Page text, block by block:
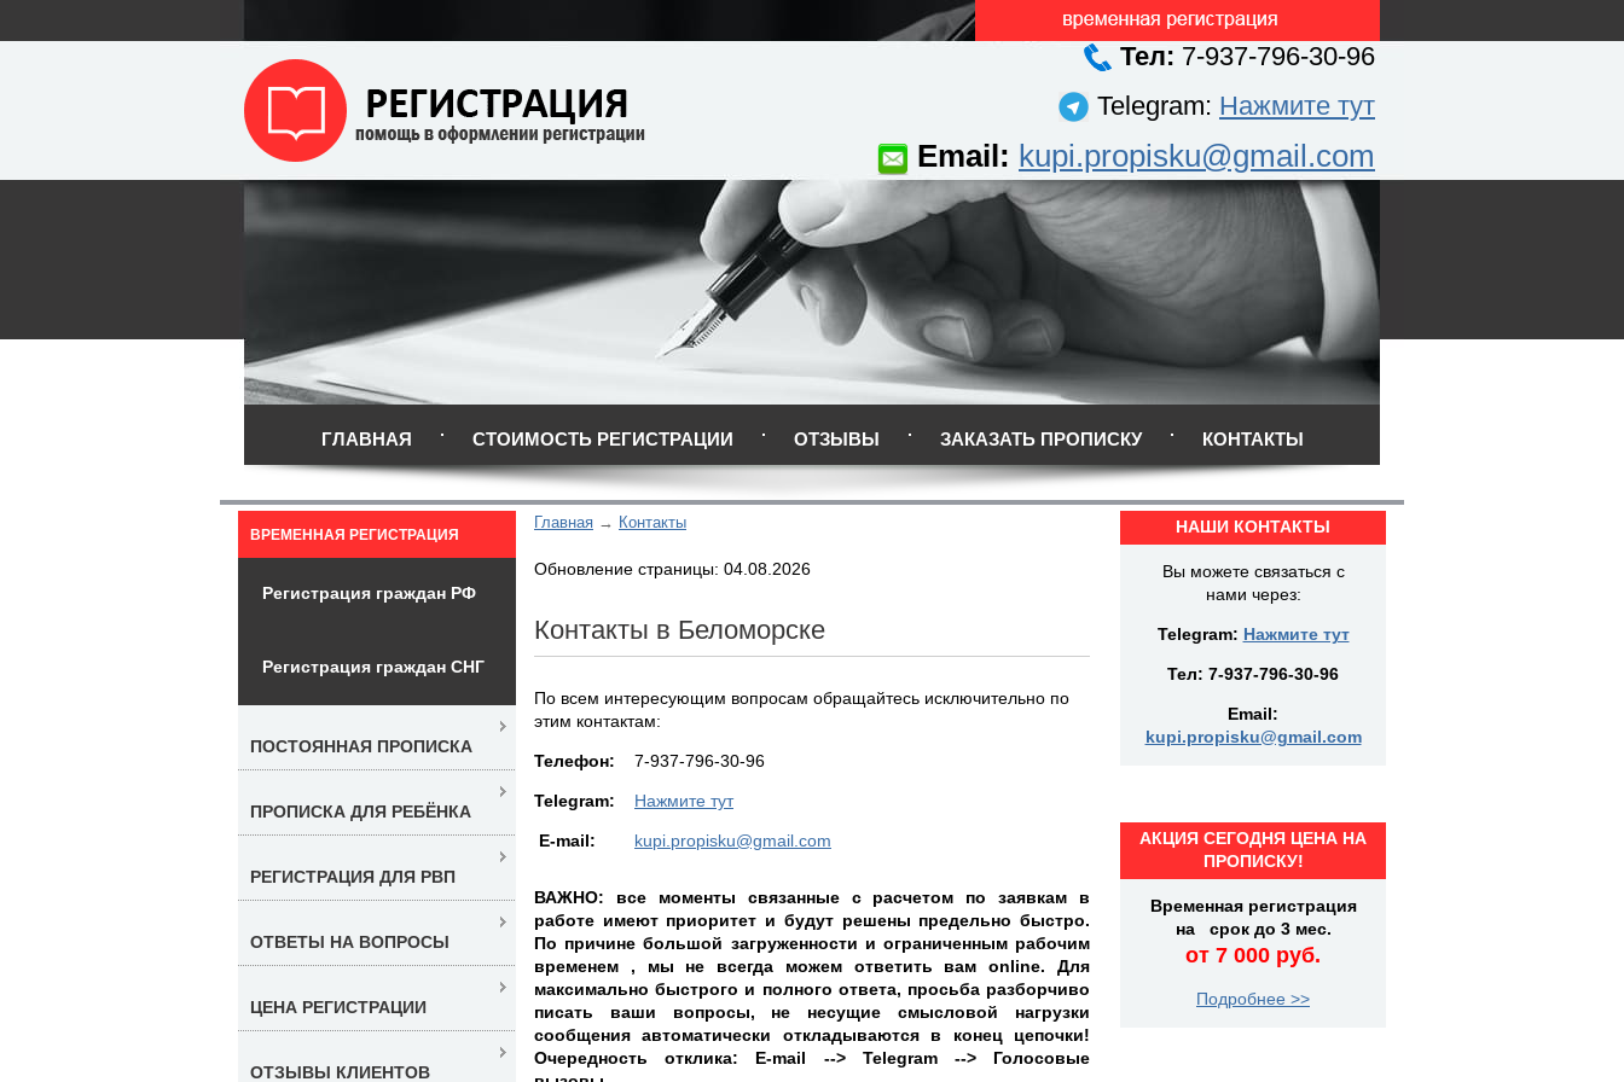
Тел: 7-937-796-30-96
Telegram: Нажмите тут
Email: kupi.propisku@gmail.com
ГЛАВНАЯ СТОИМОСТЬ РЕГИСТРАЦИИ ОТЗЫВЫ ЗАКАЗАТЬ ПРОПИСКУ КОНТАКТЫ
Главная Контакты
Обновление страницы: 04.08.2026
Контакты в Беломорске
По всем интересующим вопросам обращайтесь исключительно по
этим контактам:
Teлефон: 7-937-796-30-96
Telegram: Нажмите тут
E-mail: kupi.propisku@gmail.com
ВАЖНО: все моменты связанные с расчетом по заявкам в
работе имеют приоритет и будут решены предельно быстро.
По причине большой загруженности и ограниченным рабочим
временем , мы не всегда можем ответить вам online. Для
максимально быстрого и полного ответа, просьба разборчиво
писать ваши вопросы, не несущие смысловой нагрузки
сообщения автоматически откладываются в конец цепочки!
Очередность отклика: E-mail --> Telegram --> Голосовые
ВРЕМЕННАЯ РЕГИСТРАЦИЯ
Регистрация граждан РФ
Регистрация граждан СНГ
ПОСТОЯННАЯ ПРОПИСКА
ПРОПИСКА ДЛЯ РЕБЁНКА
РЕГИСТРАЦИЯ ДЛЯ РВП
ОТВЕТЫ НА ВОПРОСЫ
ЦЕНА РЕГИСТРАЦИИ
ОТЗЫВЫ КЛИЕНТОВ
НАШИ КОНТАКТЫ
Вы можете связаться с
нами через:
Telegram: Нажмите тут
Тел: 7-937-796-30-96
Email:
kupi.propisku@gmail.com
АКЦИЯ СЕГОДНЯ ЦЕНА НА
ПРОПИСКУ!
Временная регистрация
на срок до 3 мес.
от 7 000 руб.
Подробнее >>